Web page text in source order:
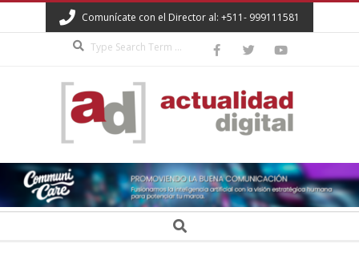
to
Comunícate con el Director al: +511- 999111581
ACTUALIDAD
DIGITAL Search